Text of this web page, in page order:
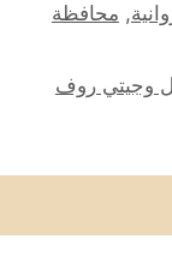
, محافظة
وجيتي روف